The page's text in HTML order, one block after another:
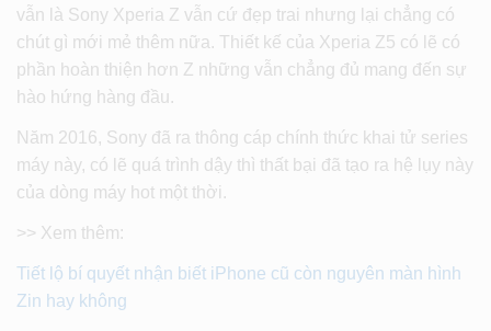
vẫn là Sony Xperia Z vẫn cứ đẹp trai nhưng lại chẳng có
chút gì mới mẻ thêm nữa. Thiết kế của Xperia Z5 có lẽ có
phần hoàn thiện hơn Z những vẫn chẳng đủ mang đến sự
hào hứng hàng đầu.
Năm 2016, Sony đã ra thông cáp chính thức khai tử series
máy này, có lẽ quá trình dậy thì thất bại đã tạo ra hệ lụy này
của dòng máy hot một thời.
>> Xem thêm:
Tiết lộ bí quyết nhận biết iPhone cũ còn nguyên màn hình
Zin hay không